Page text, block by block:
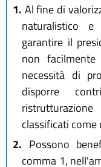
1. Al fine di
naturalistico
garantire il
non
necessità di
disporre
classificati come
2. Possono
comma 1,